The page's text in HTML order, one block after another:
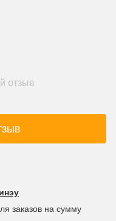
отзыв
заказов на сумму